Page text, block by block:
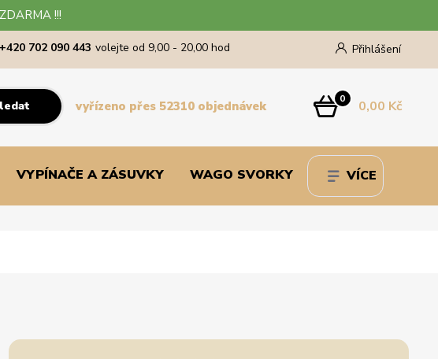
!!!
Přihlášení
+420 702 090 443 volejte od 9,00 - 20,00 hod
0 0,00 Kč
vyřízeno přes 52310 objednávek
VYPÍNAČE A ZÁSUVKY WAGO SVORKY VÍCE